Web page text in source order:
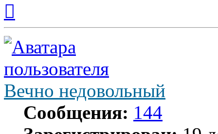
началу
Вечно недовольный
Сообщения: 144